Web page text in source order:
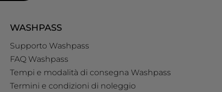
WASHPASS
Supporto Washpass
FAQ Washpass
Tempi e modalità di consegna Washpass
Termini e condizioni di noleggio